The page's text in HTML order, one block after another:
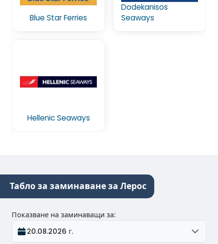
Blue Star Ferries
Dodekanisos
Seaways
Hellenic Seaways
Табло за заминаване за Лерос
Показване на заминаващи за:
20.08.2026 г.